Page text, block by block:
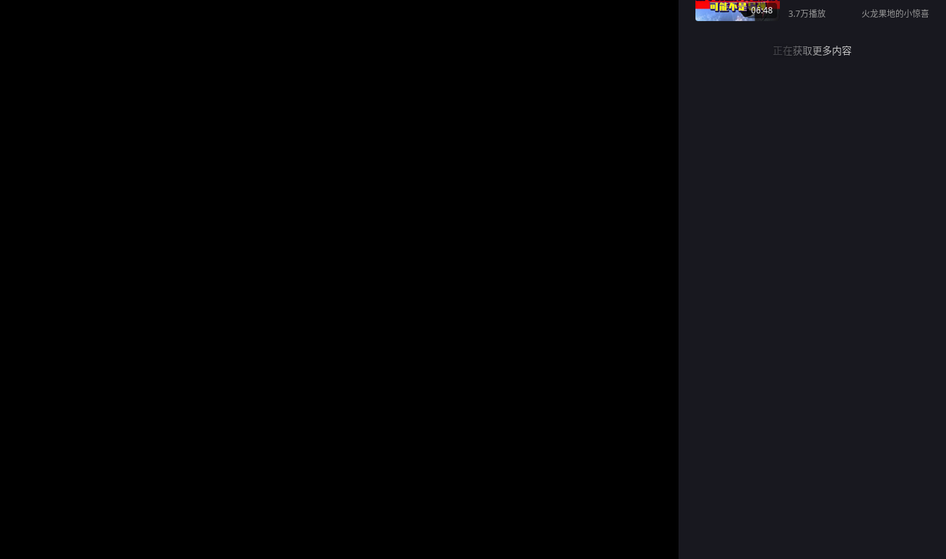
06:48 3.7万播放 火龙果地的小惊喜
正在获取更多内容